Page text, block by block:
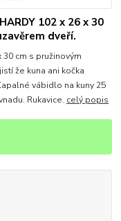
102 x 26 x 30
dveří.
30 cm s pružinovým
že kuna ani kočka
vábidlo na kuny 25
Rukavice. celý popis